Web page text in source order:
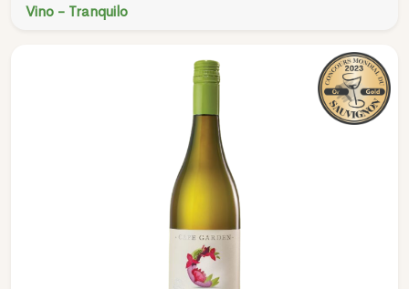
Vino - Tranquilo